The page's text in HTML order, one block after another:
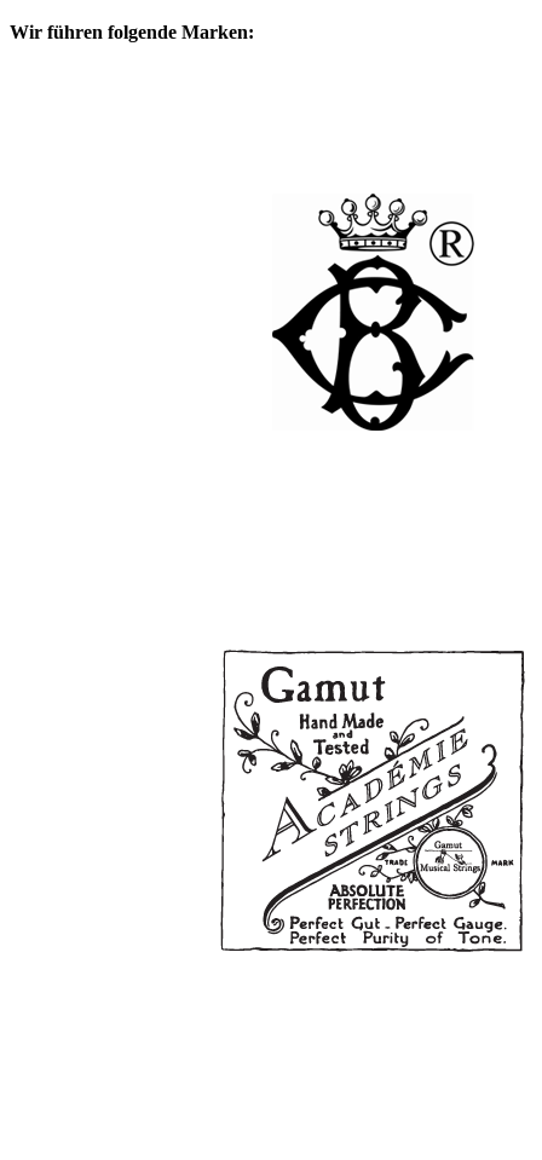
Wir führen folgende Marken: